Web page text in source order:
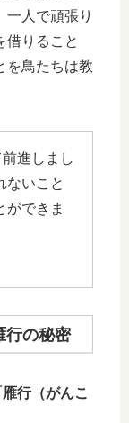
一人で頑張り
借りること
を鳥たちは教
進しまし
ないこと
ができま
行の秘密
雁行（がんこ